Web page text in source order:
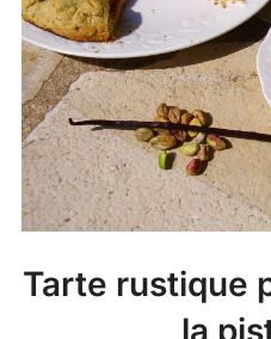
Tarte rustique
la